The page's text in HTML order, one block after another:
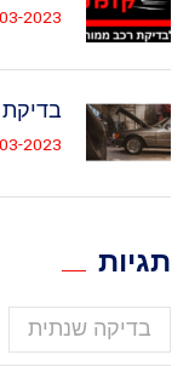
2023
2023
תגיות
בדיקה שנתית